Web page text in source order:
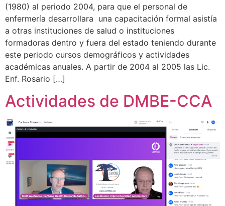
(1980) al periodo 2004, para que el personal de
enfermería desarrollara una capacitación formal asistía
a otras instituciones de salud o instituciones
formadoras dentro y fuera del estado teniendo durante
este periodo cursos demográficos y actividades
académicas anuales. A partir de 2004 al 2005 las Lic.
Enf. Rosario […]
Actividades de DMBE-CCA